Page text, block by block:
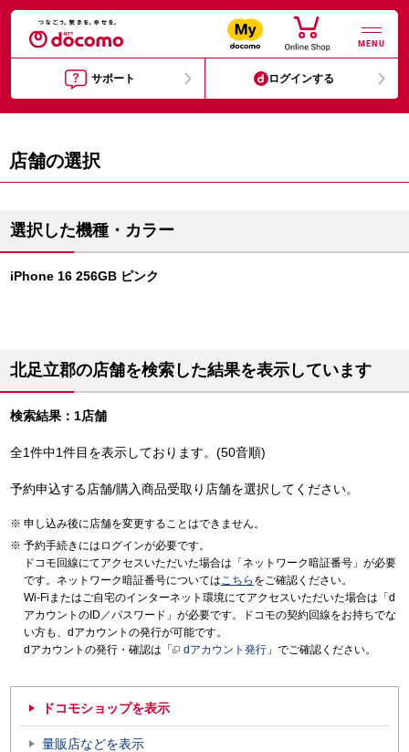
MENU
サポート ログインする
店舗の選択
選択した機種・カラー
iPhone 16 256GB ピンク
北足立郡の店舗を検索した結果を表示しています
検索結果：1店舗
全1件中1件目を表示しております。(50音順)
予約申込する店舗/購入商品受取り店舗を選択してください。
申し込み後に店舗を変更することはできません。
予約手続きにはログインが必要です。
ドコモ回線にてアクセスいただいた場合は「ネットワーク暗証番号」が必要
です。ネットワーク暗証番号についてはこちら をご確認ください。
Wi-Fiまたはご自宅のインターネット環境にてアクセスいただいた場合は「d
アカウントのID／パスワード」が必要です。ドコモの契約回線をお持ちでな
い方も、dアカウントの発行が可能です。
dアカウントの発行・確認は「
dアカウント発行 」でご確認ください。
ドコモショップを表示
量販店などを表示